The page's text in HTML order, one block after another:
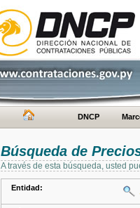
DNCP
Búsqueda de
A través de esta búsqueda, usted
Entidad: